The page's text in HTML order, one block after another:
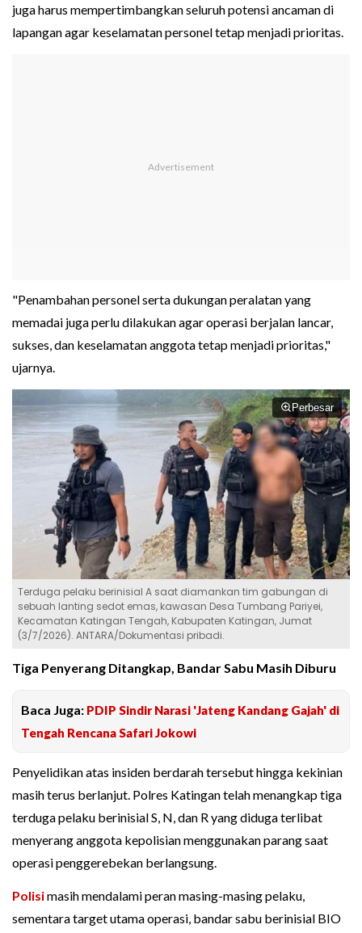
juga harus mempertimbangkan seluruh potensi ancaman di
lapangan agar keselamatan personel tetap menjadi prioritas.
"Penambahan personel serta dukungan peralatan yang
memadai juga perlu dilakukan agar operasi berjalan lancar,
sukses, dan keselamatan anggota tetap menjadi prioritas,"
ujarnya.
Perbesar
Terduga pelaku berinisial A saat diamankan tim gabungan di
sebuah lanting sedot emas, kawasan Desa Tumbang Pariyei,
Kecamatan Katingan Tengah, Kabupaten Katingan, Jumat
(3/7/2026). ANTARA/Dokumentasi pribadi.
Tiga Penyerang Ditangkap, Bandar Sabu Masih Diburu
Baca Juga: PDIP Sindir Narasi 'Jateng Kandang Gajah' di
Tengah Rencana Safari Jokowi
Penyelidikan atas insiden berdarah tersebut hingga kekinian
masih terus berlanjut. Polres Katingan telah menangkap tiga
terduga pelaku berinisial S, N, dan R yang diduga terlibat
menyerang anggota kepolisian menggunakan parang saat
operasi penggerebekan berlangsung.
Polisimasih mendalami peran masing-masing pelaku,
sementara target utama operasi, bandar sabu berinisial BIO